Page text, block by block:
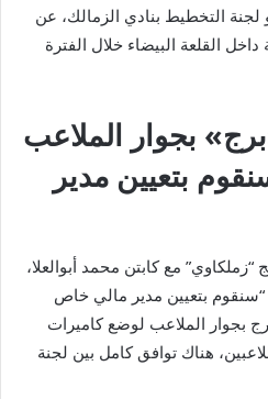
التخطيط بنادي الزمالك، عن
داخل القلعة البيضاء خلال الفترة
بجوار الملاعب
بتعيين مدير
مع كابتن محمد أبوالعلا،
“سنقوم بتعيين مدير مالي خاص
بجوار الملاعب لوضع كاميرات
هناك توافق كامل بين لجنة